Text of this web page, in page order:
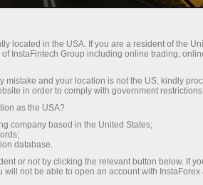
থেকে আপনি সত্যিকারের
সেরা স্প্রেড ও কমিশন এবং
জন্য সুবিধাজনক
পাওয়া যায়
located in the USA. If you are a resident of the
InstaFintech Group including online trading,
mistake and your location is not the US, kindly
in order to comply with government
as the USA?
company based in the United States;
database.
or not by clicking the relevant button below. If
not be able to open an account with InstaForex